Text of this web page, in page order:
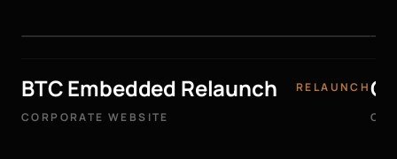
BTC Embedded Relaunch
CORPORATE WEBSITE
RELAUNCH